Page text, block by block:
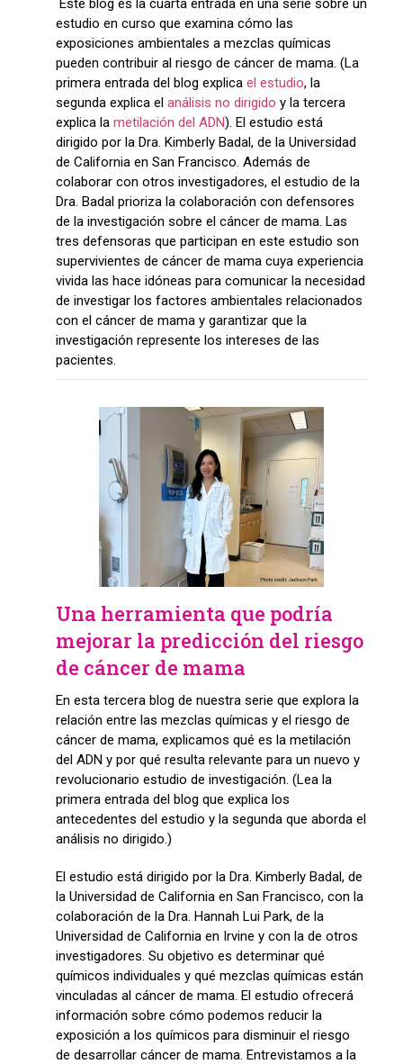
Este blog es la cuarta entrada en una serie sobre un
estudio en curso que examina cómo las
exposiciones ambientales a mezclas químicas
pueden contribuir al riesgo de cáncer de mama. (La
primera entrada del blog explica el estudio, la
segunda explica el análisis no dirigido y la tercera
explica la metilación del ADN). El estudio está
dirigido por la Dra. Kimberly Badal, de la Universidad
de California en San Francisco. Además de
colaborar con otros investigadores, el estudio de la
Dra. Badal prioriza la colaboración con defensores
de la investigación sobre el cáncer de mama. Las
tres defensoras que participan en este estudio son
supervivientes de cáncer de mama cuya experiencia
vivida las hace idóneas para comunicar la necesidad
de investigar los factores ambientales relacionados
con el cáncer de mama y garantizar que la
investigación represente los intereses de las
pacientes.
Una herramienta que podría
mejorar la predicción del riesgo
de cáncer de mama
En esta tercera blog de nuestra serie que explora la
relación entre las mezclas químicas y el riesgo de
cáncer de mama, explicamos qué es la metilación
del ADN y por qué resulta relevante para un nuevo y
revolucionario estudio de investigación. (Lea la
primera entrada del blog que explica los
antecedentes del estudio y la segunda que aborda el
análisis no dirigido.)
El estudio está dirigido por la Dra. Kimberly Badal, de
la Universidad de California en San Francisco, con la
colaboración de la Dra. Hannah Lui Park, de la
Universidad de California en Irvine y con la de otros
investigadores. Su objetivo es determinar qué
químicos individuales y qué mezclas químicas están
vinculadas al cáncer de mama. El estudio ofrecerá
información sobre cómo podemos reducir la
exposición a los químicos para disminuir el riesgo
de desarrollar cáncer de mama. Entrevistamos a la